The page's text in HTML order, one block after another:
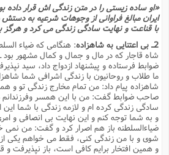
«او ساده زیستى را در متن زندگى اش قرار داده
ایران مبالغ فراوانى از وجوهات شرعیه به دستش
با قناعت و نهایت سادگى زندگى مى کرد و هرگز
2ـ بى اعتنایى به شاهزاده
: هنگامى که ضیاء
شاه قاجار که در مال و جمال و کمال مشهور
ضوابط فرستاده و پیشنهاد ازدواج داد، سید
ما طلاب و روحانیون با زندگى اشرافى شما
شاهزاده پیام داد: من تمام مخارج زندگى تو و
صاحب ضوابط گفت: من با این همسر وفرزندانم
سادگى زندگى کرده ام و لازمه زندگى با شما
و به شما توجه کنم و این نهایت بى انصافى و
ضیاءالسلطنه باز هم اصرار کرد و گفت: من نمى
شوى و با من زندگى کنى، فقط مى خواهم یکى
و همین افتخار برایم کافى است، باز نپذیرفت و